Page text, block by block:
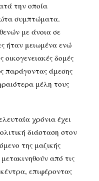
την οποία
συμπτώματα.
με άνοια σε
ήταν μειωμένα ενώ
οικογενειακές δομές
παράγοντας άμεσης
μέλη τους
χρόνια έχει
διάσταση στον
της μαζικής
από τις
επιφέροντας